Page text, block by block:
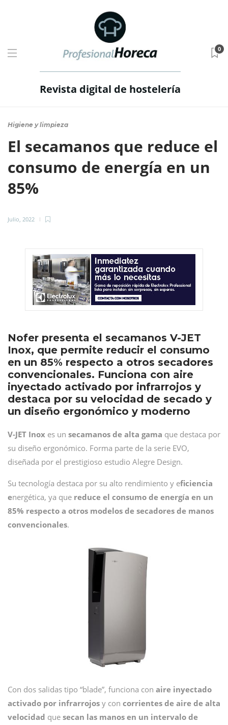
Revista digital de hostelería
0
Higiene y limpieza
El secamanos que reduce el
consumo de energía en un
85%
Julio, 2022
Nofer presenta el secamanos V-JET
Inox, que permite reducir el consumo
en un 85% respecto a otros secadores
convencionales. Funciona con aire
inyectado activado por infrarrojos y
destaca por su velocidad de secado y
un diseño ergonómico y moderno
V-JET Inox es un secamanos de alta gama que destaca por
su diseño ergonómico. Forma parte de la serie EVO,
diseñada por el prestigioso estudio Alegre Design.
Su tecnología destaca por su alto rendimiento y eficiencia
energética, ya que reduce el consumo de energía en un
85% respecto a otros modelos de secadores de manos
convencionales.
Con dos salidas tipo “blade”, funciona con aire inyectado
activado por infrarrojos y con corrientes de aire de alta
velocidad que secan las manos en un intervalo de